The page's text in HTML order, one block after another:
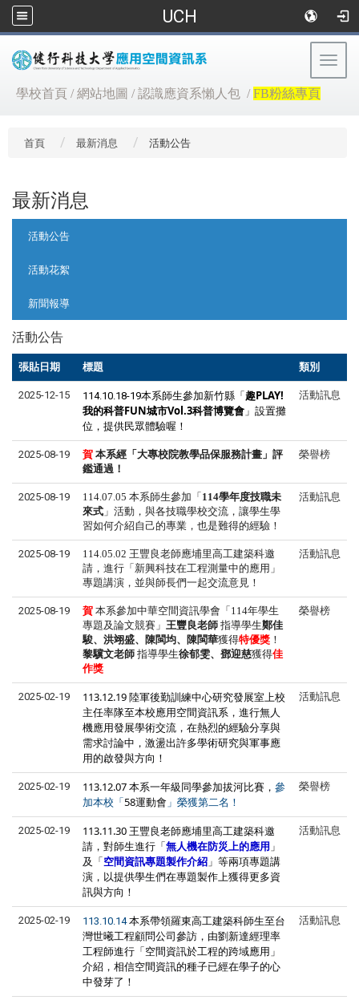
UCH
學校首頁 /網站地圖 /認識應資系懶人包 /FB粉絲專頁
首頁 最新消息 活動公告
最新消息
活動公告
活動花絮
新聞報導
活動公告
張貼日期 標題 類別
2025-12-15 114.10.18-19本系師生參加新竹縣「趣PLAY!
我的科普FUN城市Vol.3科普博覽會 」設置攤
位，提供民眾體驗喔！
活動訊息
2025-08-19 賀 本系經「大專校院教學品保服務計畫」評
鑑通過！
榮譽榜
2025-08-19 114.07.05 本系師生參加「 114學年度技職未
來式 」活動，與各技職學校交流，讓學生學
習如何介紹自己的專業，也是難得的經驗！
活動訊息
2025-08-19 114.05.02 王豐良老師應埔里高工建築科邀
請，進行「新興科技在工程測量中的應用」
專題講演，並與師長們一起交流意見！
活動訊息
2025-08-19 賀 本系參加中華空間資訊學會「 114年學生
專題及論文競賽」 王豐良老師 指導學生鄭佳
駿、洪翊盛、陳閩均、陳閩華獲得特優獎 ！
黎驥文老師 指導學生徐郁雯、鄧迎慈獲得佳
作獎
榮譽榜
2025-02-19
113.12.19 陸軍後勤訓練中心研究發展室上校
主任率隊至本校應用空間資訊系，進行無人
機應用發展學術交流，在熱烈的經驗分享與
需求討論中，激盪出許多學術研究與軍事應
用的啟發與方向！
活動訊息
2025-02-19 113.12.07 本系一年級同學參加拔河比賽， 參
加本校「 58運動會 」榮獲第二名！
榮譽榜
2025-02-19
113.11.30 王豐良老師應埔里高工建築科邀
請，對師生進行「無人機在防災上的應用 」
及「空間資訊專題製作介紹 」等兩項專題講
演，以提供學生們在專題製作上獲得更多資
訊與方向！
活動訊息
2025-02-19 113.10.14本系帶領羅東高工建築科師生至台
灣世曦工程顧問公司參訪，由劉新達經理率
工程師進行「空間資訊於工程的跨域應用」
介紹，相信空間資訊的種子已經在學子的心
中發芽了！
活動訊息